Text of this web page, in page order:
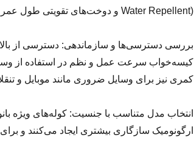
Water Repellent) و دوخت‌های تقویتی طول عمر کوله را افزایش می‌دهند.
بررسی دسترسی‌ها و سازماندهی: دسترسی از
کیسه‌خواب سرعت عمل و نظم در استفاده از
کمری نیز برای وسایل ضروری مانند موبایل و
انتخاب مدل متناسب با جنسیت: کوله‌های ویژه
ارگونومیک سازگاری بیشتری ایجاد می‌کنند و